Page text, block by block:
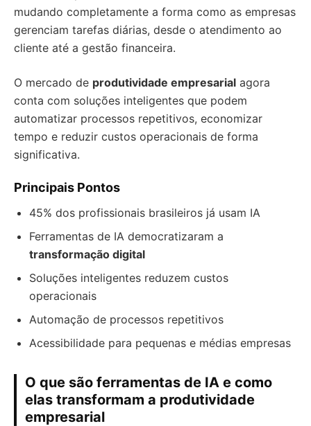
mudando completamente a forma como as empresas
gerenciam tarefas diárias, desde o atendimento ao
cliente até a gestão financeira.
O mercado de produtividade empresarial agora
conta com soluções inteligentes que podem
automatizar processos repetitivos, economizar
tempo e reduzir custos operacionais de forma
significativa.
Principais Pontos
45% dos profissionais brasileiros já usam IA
Ferramentas de IA democratizaram a
transformação digital
Soluções inteligentes reduzem custos
operacionais
Automação de processos repetitivos
Acessibilidade para pequenas e médias empresas
O que são ferramentas de IA e como
elas transformam a produtividade
empresarial